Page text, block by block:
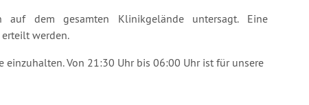
dem gesamten Klinikgelände untersagt. Eine
werden.
Von 21:30 Uhr bis 06:00 Uhr ist für unsere